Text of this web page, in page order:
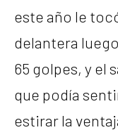
este año le
delantera
65 golpes, y el
que podía
estirar la